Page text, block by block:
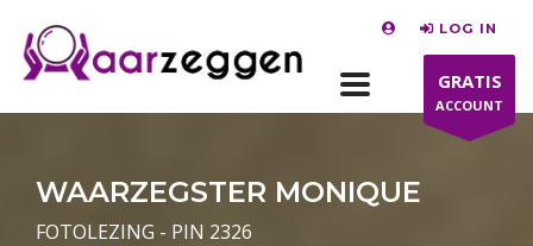
LOG IN
GRATIS
ACCOUNT
WAARZEGSTER MONIQUE
FOTOLEZING - PIN 2326